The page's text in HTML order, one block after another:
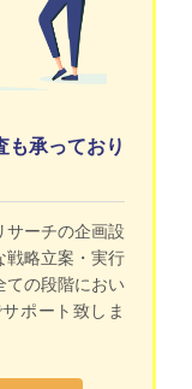
も承っており
サーチの企画設
戦略立案・実行
ての段階におい
ポート致しま